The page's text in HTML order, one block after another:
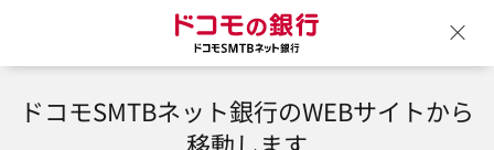
ドコモSMTBネット銀行のWEBサイトから